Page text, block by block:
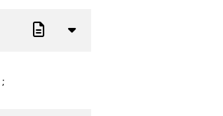
;